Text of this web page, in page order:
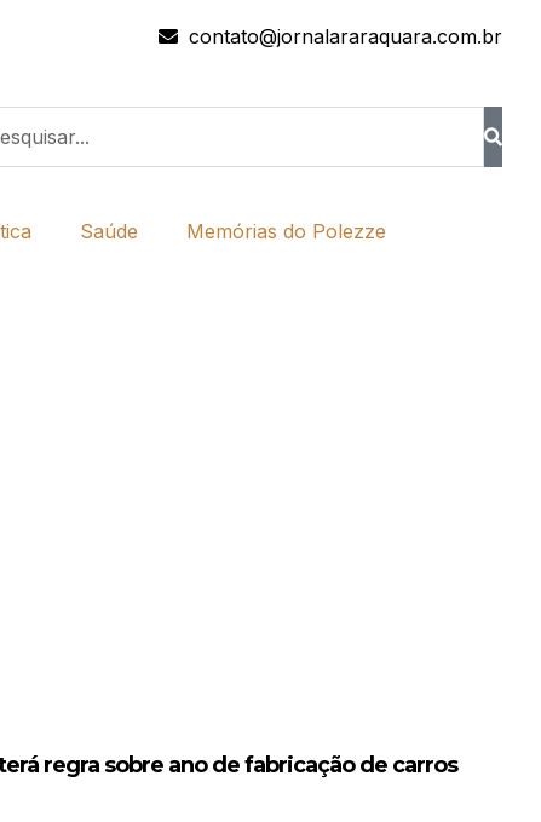
contato@jornalararaquara.com.br
Saúde Memórias do Polezze
regra sobre ano de fabricação de carros